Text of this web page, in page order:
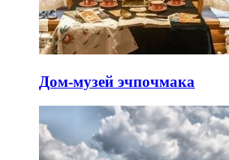
Дом-музей эчпочмака